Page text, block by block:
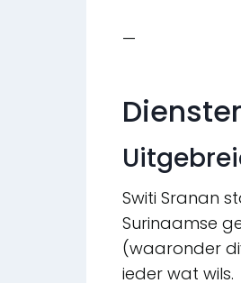
—
Switi Sranan
Surinaamse
(waaronder
ieder wat wils.